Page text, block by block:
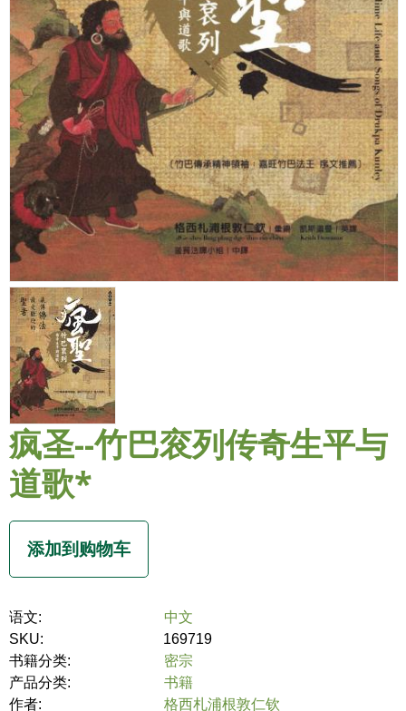
疯圣--竹巴衮列传奇生平与
道歌*
语文:
中文
SKU:
169719
书籍分类:
密宗
产品分类:
书籍
作者:
格西札浦根敦仁钦